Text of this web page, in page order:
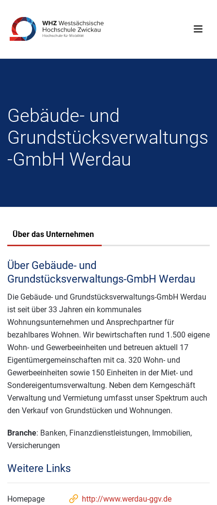
Gebäude- und
Grundstücksverwaltungs
-GmbH Werdau
Über das Unternehmen
Über Gebäude- und
Grundstücksverwaltungs-GmbH Werdau
Die Gebäude- und Grundstücksverwaltungs-GmbH Werdau
ist seit über 33 Jahren ein kommunales
Wohnungsunternehmen und Ansprechpartner für
bezahlbares Wohnen. Wir bewirtschaften rund 1.500 eigene
Wohn- und Gewerbeeinheiten und betreuen aktuell 17
Eigentümergemeinschaften mit ca. 320 Wohn- und
Gewerbeeinheiten sowie 150 Einheiten in der Miet- und
Sondereigentumsverwaltung. Neben dem Kerngeschäft
Verwaltung und Vermietung umfasst unser Spektrum auch
den Verkauf von Grundstücken und Wohnungen.
Branche: Banken, Finanzdienstleistungen, Immobilien,
Versicherungen
Weitere Links
Homepage http://www.werdau-ggv.de